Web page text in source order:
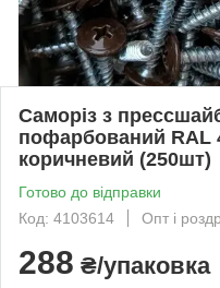
Саморіз з
пофарбований RAL
коричневий (250шт)
Готово до відправки
Код: 4103614
Опт і
288 ₴/упаковка